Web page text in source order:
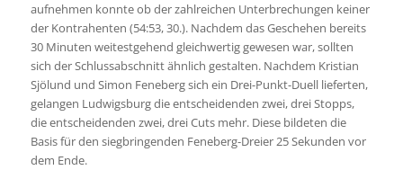
aufnehmen konnte ob der zahlreichen Unterbrechungen keiner
der Kontrahenten (54:53, 30.). Nachdem das Geschehen bereits
30 Minuten weitestgehend gleichwertig gewesen war, sollten
sich der Schlussabschnitt ähnlich gestalten. Nachdem Kristian
Sjölund und Simon Feneberg sich ein Drei-Punkt-Duell lieferten,
gelangen Ludwigsburg die entscheidenden zwei, drei Stopps,
die entscheidenden zwei, drei Cuts mehr. Diese bildeten die
Basis für den siegbringenden Feneberg-Dreier 25 Sekunden vor
dem Ende.